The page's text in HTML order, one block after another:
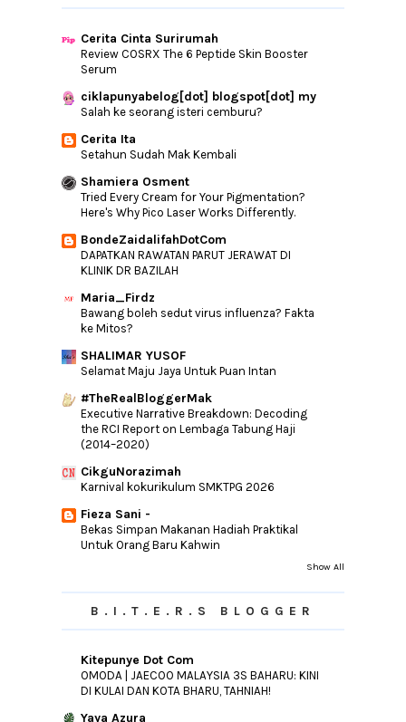
Wordless : Kalau Tak Boleh Terima....
Pasaran Ekonomi Sekarang Adalah
Peluang Besar Kepa...
Mini Giveaway Diari Jejaka Hangat 2015
Sahabat Sepertimana Yang Kita Nak?
SEGMEN KLIK-KLIK NUFFNANG
Wordless | Sometimes
Souvenirs dari Europe Giveaway Contest
Stylo Outfit - Kedai Jersi Bola Murah
Kasihnya Anak, Bagaimana?
Bateri Handphone Samsung Memang Tak
Tahan Eh?
PERUBATAN NATUROPATI PERTAMA DI
MELAKA
Emak
Kepada Lampin
Mandi Kolam Pula
Seronoknya Mandi Laut
Ranking Alexa www.yatizul.com
Laptop Baru!
►July(31)
►April(22)
►February(16)
Cerita Cinta Surirumah
Review COSRX The 6 Peptide Skin Booster
Serum
ciklapunyabelog[dot] blogspot[dot] my
Salah ke seorang isteri cemburu?
Cerita Ita
Setahun Sudah Mak Kembali
Shamiera Osment
Tried Every Cream for Your Pigmentation?
Here's Why Pico Laser Works Differently.
BondeZaidalifahDotCom
DAPATKAN RAWATAN PARUT JERAWAT DI
KLINIK DR BAZILAH
Maria_Firdz
Bawang boleh sedut virus influenza? Fakta
ke Mitos?
SHALIMAR YUSOF
Selamat Maju Jaya Untuk Puan Intan
#TheRealBloggerMak
Executive Narrative Breakdown: Decoding
the RCI Report on Lembaga Tabung Haji
(2014–2020)
CikguNorazimah
Karnival kokurikulum SMKTPG 2026
Fieza Sani -
Bekas Simpan Makanan Hadiah Praktikal
Untuk Orang Baru Kahwin
Show All
B.I.T.E.R.S BLOGGER
Kitepunye Dot Com
OMODA | JAECOO MALAYSIA 3S BAHARU: KINI
DI KULAI DAN KOTA BHARU, TAHNIAH!
Yaya Azura